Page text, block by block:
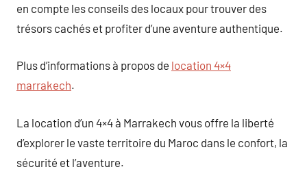
en compte les conseils des locaux pour trouver des
trésors cachés et profiter d’une aventure authentique.
Plus d’informations à propos de location 4×4
marrakech.
La location d’un 4×4 à Marrakech vous offre la liberté
d’explorer le vaste territoire du Maroc dans le confort, la
sécurité et l’aventure.